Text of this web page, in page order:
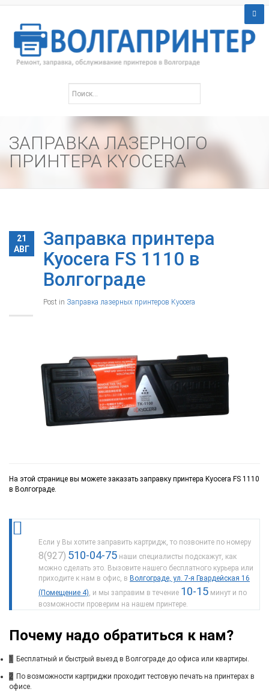
ЗАПРАВКА ЛАЗЕРНОГО
ПРИНТЕРА KYOCERA
21
АВГ
Заправка принтера
Kyocera FS 1110 в
Волгограде
Post in Заправка лазерных принтеров Kyocera
На этой странице вы можете заказать заправку принтера Kyocera FS 1110
в Волгограде.
Если у Вы хотите заправить картридж, то позвоните по номеру
8(927) 510-04-75 наши специалисты подскажут, как
можно сделать это. Вызовите нашего бесплатного курьера или
приходите к нам в офис, в Волгограде, ул. 7-я Гвардейская 16
(Помещение 4), и мы заправим в течение 10-15 минут и по
возможности проверим на нашем принтере.
Почему надо обратиться к нам?
1 Бесплатный и быстрый выезд в Волгограде до офиса или квартиры.
2 По возможности картриджи проходит тестовую печать на принтерах в
офисе.